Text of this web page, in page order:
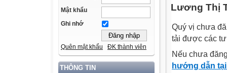
Mật khẩu
Ghi nhớ
Quên mật khẩu ĐK thành viên
THÔNG TIN
Lương Thị
Quý vị chưa
tải được các
Nếu chưa
hướng dẫn